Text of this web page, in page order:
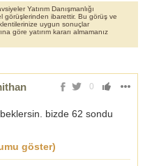
Yatırım Danışmanlığı
görüşlerinden ibarettir. Bu görüş ve
uygun sonuçlar
göre yatırım kararı almamanız
0
bizde 62 sondu
göster)